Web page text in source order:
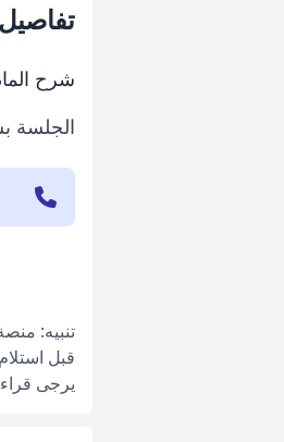
شرح
الجلسة
تنبيه:
قبل
يرجى